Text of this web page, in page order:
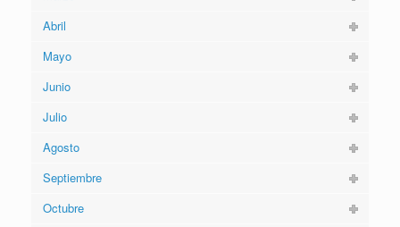
Abril
Mayo
Junio
Julio
Agosto
Septiembre
Octubre